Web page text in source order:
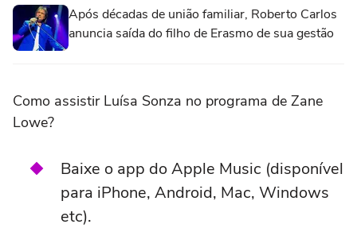
Após décadas de união familiar, Roberto Carlos
anuncia saída do filho de Erasmo de sua gestão
Como assistir Luísa Sonza no programa de Zane
Lowe?
Baixe o app do Apple Music (disponível
para iPhone, Android, Mac, Windows
etc).